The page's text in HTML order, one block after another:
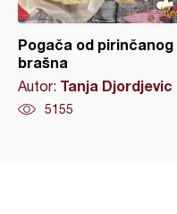
Pogača od pirinčanog
brašna
Autor: Tanja Djordjevic
5155